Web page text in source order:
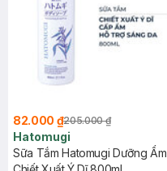
82.000 ₫205.000 ₫
Hatomugi
Sữa Tắm Hatomugi Dưỡng Ẩm